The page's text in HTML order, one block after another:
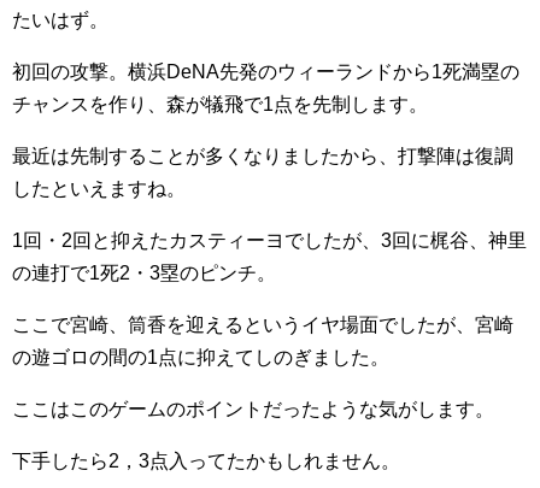
たいはず。
初回の攻撃。横浜DeNA先発のウィーランドから1死満塁の
チャンスを作り、森が犠飛で1点を先制します。
最近は先制することが多くなりましたから、打撃陣は復調
したといえますね。
1回・2回と抑えたカスティーヨでしたが、3回に梶谷、神里
の連打で1死2・3塁のピンチ。
ここで宮崎、筒香を迎えるというイヤ場面でしたが、宮崎
の遊ゴロの間の1点に抑えてしのぎました。
ここはこのゲームのポイントだったような気がします。
下手したら2，3点入ってたかもしれません。